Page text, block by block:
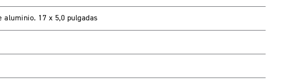
aluminio. 17 x 5,0 pulgadas